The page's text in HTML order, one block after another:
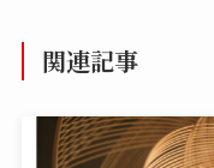
関連記事